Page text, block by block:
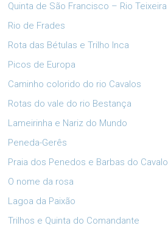
Quinta de São Francisco – Rio Teixeira
Rio de Frades
Rota das Bétulas e Trilho Inca
Picos de Europa
Caminho colorido do rio Cavalos
Rotas do vale do rio Bestança
Lameirinha e Nariz do Mundo
Peneda-Gerês
Praia dos Penedos e Barbas do Cavalo
O nome da rosa
Lagoa da Paixão
Trilhos e Quinta do Comandante